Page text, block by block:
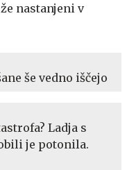
nastanjeni v
še vedno iščejo
Ladja s
je potonila.